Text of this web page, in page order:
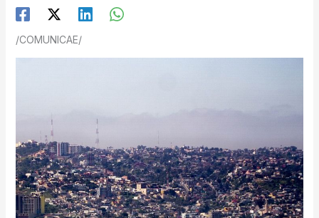
/COMUNICAE/